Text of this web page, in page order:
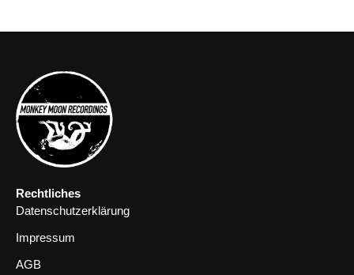
Rechtliches
Datenschutzerklärung
Impressum
AGB